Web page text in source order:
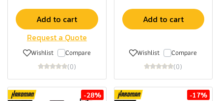
Add to cart
Request a Quote
Wishlist Compare
(0)
Add to cart
Wishlist Compare
(0)
-28% -17%